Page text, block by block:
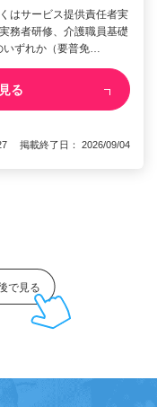
はサービス提供責任者実
務者研修、介護職員基礎
いずれか（要普免…
る
掲載終了日： 2026/09/04